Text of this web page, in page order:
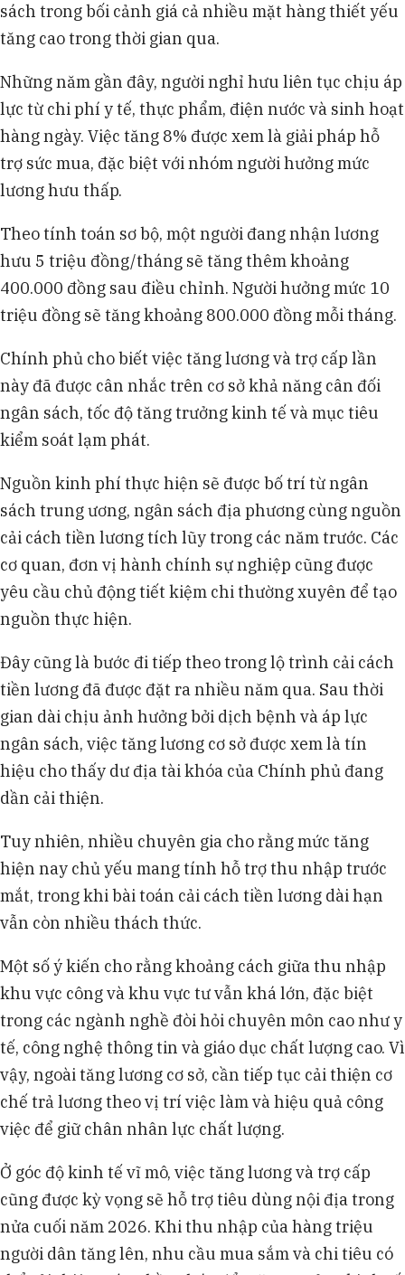
sách trong bối cảnh giá cả nhiều mặt hàng thiết yếu
tăng cao trong thời gian qua.
Những năm gần đây, người nghỉ hưu liên tục chịu áp
lực từ chi phí y tế, thực phẩm, điện nước và sinh hoạt
hàng ngày. Việc tăng 8% được xem là giải pháp hỗ
trợ sức mua, đặc biệt với nhóm người hưởng mức
lương hưu thấp.
Theo tính toán sơ bộ, một người đang nhận lương
hưu 5 triệu đồng/tháng sẽ tăng thêm khoảng
400.000 đồng sau điều chỉnh. Người hưởng mức 10
triệu đồng sẽ tăng khoảng 800.000 đồng mỗi tháng.
Chính phủ cho biết việc tăng lương và trợ cấp lần
này đã được cân nhắc trên cơ sở khả năng cân đối
ngân sách, tốc độ tăng trưởng kinh tế và mục tiêu
kiểm soát lạm phát.
Nguồn kinh phí thực hiện sẽ được bố trí từ ngân
sách trung ương, ngân sách địa phương cùng nguồn
cải cách tiền lương tích lũy trong các năm trước. Các
cơ quan, đơn vị hành chính sự nghiệp cũng được
yêu cầu chủ động tiết kiệm chi thường xuyên để tạo
nguồn thực hiện.
Đây cũng là bước đi tiếp theo trong lộ trình cải cách
tiền lương đã được đặt ra nhiều năm qua. Sau thời
gian dài chịu ảnh hưởng bởi dịch bệnh và áp lực
ngân sách, việc tăng lương cơ sở được xem là tín
hiệu cho thấy dư địa tài khóa của Chính phủ đang
dần cải thiện.
Tuy nhiên, nhiều chuyên gia cho rằng mức tăng
hiện nay chủ yếu mang tính hỗ trợ thu nhập trước
mắt, trong khi bài toán cải cách tiền lương dài hạn
vẫn còn nhiều thách thức.
Một số ý kiến cho rằng khoảng cách giữa thu nhập
khu vực công và khu vực tư vẫn khá lớn, đặc biệt
trong các ngành nghề đòi hỏi chuyên môn cao như y
tế, công nghệ thông tin và giáo dục chất lượng cao. Vì
vậy, ngoài tăng lương cơ sở, cần tiếp tục cải thiện cơ
chế trả lương theo vị trí việc làm và hiệu quả công
việc để giữ chân nhân lực chất lượng.
Ở góc độ kinh tế vĩ mô, việc tăng lương và trợ cấp
cũng được kỳ vọng sẽ hỗ trợ tiêu dùng nội địa trong
nửa cuối năm 2026. Khi thu nhập của hàng triệu
người dân tăng lên, nhu cầu mua sắm và chi tiêu có